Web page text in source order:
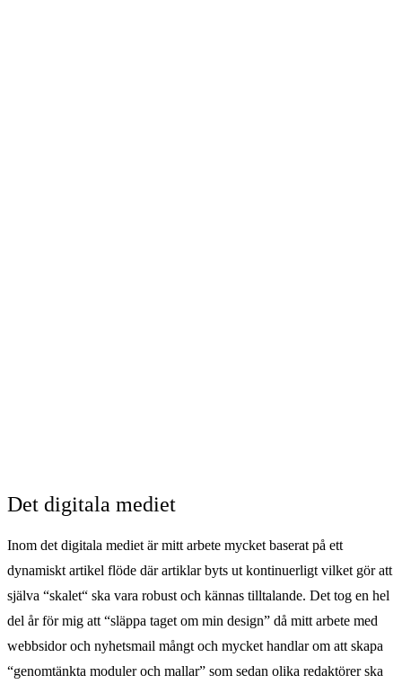
Det digitala mediet
Inom det digitala mediet är mitt arbete mycket baserat på ett
dynamiskt artikel flöde därartiklar byts ut kontinuerligt vilket gör att
själva “skalet“ ska vara robust och kännas tilltalande. Det tog en hel
del år för mig att “släppa taget om min design” då mitt arbete med
webbsidor och nyhetsmail mångt och mycket handlar om att skapa
“genomtänkta moduleroch mallar” som sedan olika redaktörer ska